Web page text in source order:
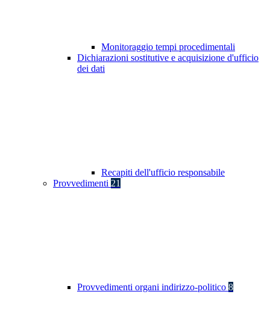
Monitoraggio tempi procedimentali
Dichiarazioni sostitutive e acquisizione d'ufficio
dei dati
Recapiti dell'ufficio responsabile
Provvedimenti 21
Provvedimenti organi indirizzo-politico 8